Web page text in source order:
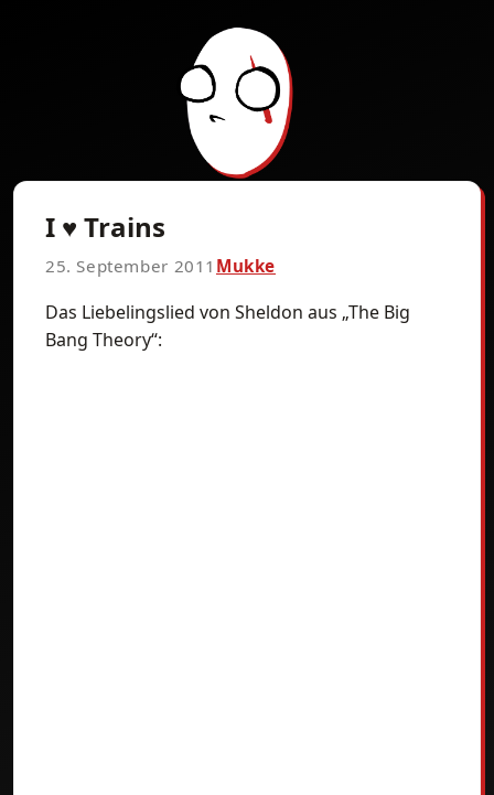
I ♥ Trains
25. September 2011 Mukke
Das Liebelingslied von Sheldon aus „The Big
Bang Theory“: